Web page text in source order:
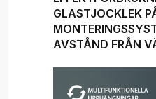
GLASTJOCKLEK
AVSTÅND FRÅN